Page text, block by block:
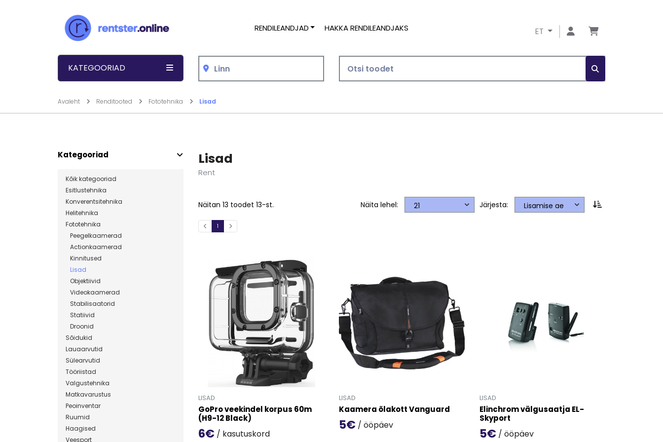
RENDILEANDJAD HAKKA RENDILEANDJAKS ET
KATEGOORIAD
Avaleht Renditooted Fototehnika Lisad
Kategooriad
Kõik kategooriad
Esitlustehnika
Konverentsitehnika
Helitehnika
Fototehnika
Peegelkaamerad
Actionkaamerad
Kinnitused
Lisad
Objektiivid
Videokaamerad
Stabilisaatorid
Statiivid
Droonid
Sõidukid
Lauaarvutid
Sülearvutid
Tööriistad
Valgustehnika
Matkavarustus
Peoinventar
Ruumid
Haagised
Veesport
Lisad
Rent
Näitan 13 toodet 13-st. Näita lehel: Järjesta:
1
LISAD
GoPro veekindel korpus 60m
(H9-12 Black)
6€ / kasutuskord
LISAD
Kaamera õlakott Vanguard
5€ / ööpäev
Mine toote 'Kaamera õlakott Vanguard' detailinfo lehele.
LISAD
Elinchrom välgusaatja EL-
Skyport
5€ / ööpäev